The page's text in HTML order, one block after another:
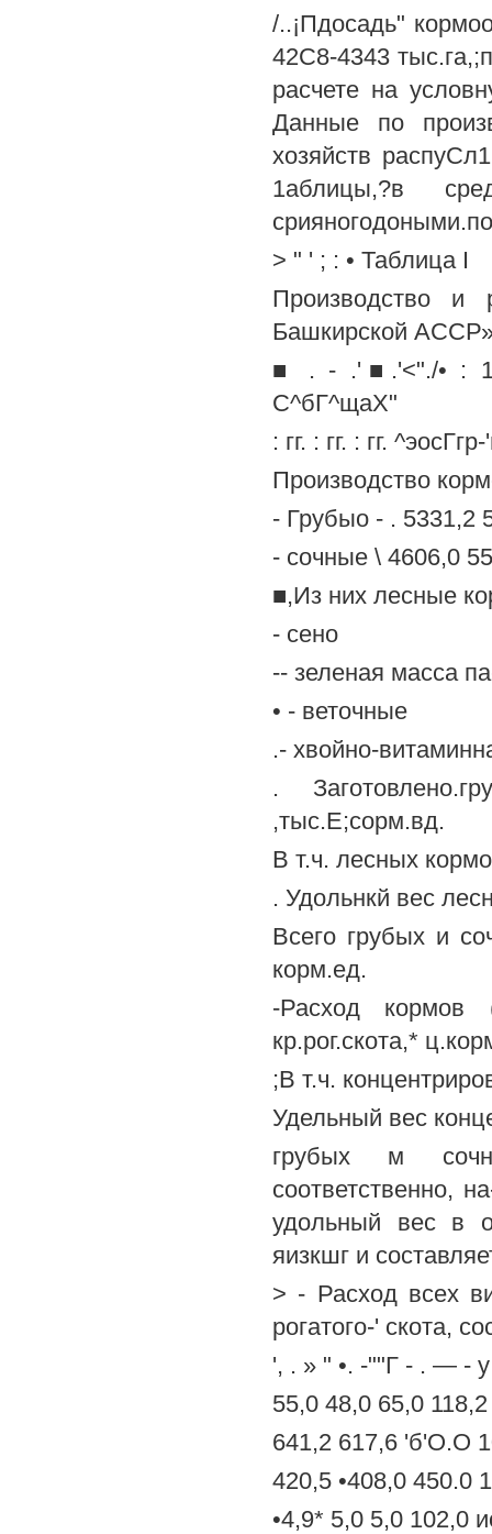
/..¡Пдосадь"
42С8-4343
расчете на
Данные по
хозяйств
1аблицы,?в
> " ' ; : • Таблица I
Производство и
Башкирской
■ . - .'■.'<"./• :
С^бГ^щаХ"
: гг. : гг. : гг.
Производство
- Грубыо - . 5331,2
- сочные \ 4606,0
■,Из них лесные
- сено
-- зеленая масса
• - веточные
.- хвойно-
.
,тыс.Е;сорм.вд.
В т.ч. лесных
. Удольнкй вес
Всего грубых и
корм.ед.
-Расход кормов
кр.рог.скота,*
;В т.ч.
Удельный вес
грубых м
соответственно,
удольный вес в
яизкшг и
> - Расход всех
рогатого-' скота,
', . » " •. -""Г - . — -
55,0 48,0 65,0
641,2 617,6 'б'О.О
420,5 •408,0 450.0
•4,9* 5,0 5,0 102,0